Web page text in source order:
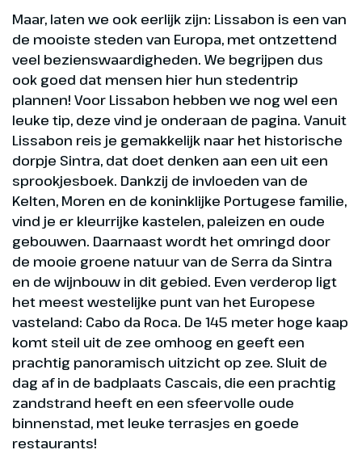
Maar, laten we ook eerlijk zijn: Lissabon is een van
de mooiste steden van Europa, met ontzettend
veel bezienswaardigheden. We begrijpen dus
ook goed dat mensen hier hun stedentrip
plannen! Voor Lissabon hebben we nog wel een
leuke tip, deze vind je onderaan de pagina. Vanuit
Lissabon reis je gemakkelijk naar het historische
dorpje Sintra, dat doet denken aan een uit een
sprookjesboek. Dankzij de invloeden van de
Kelten, Moren en de koninklijke Portugese familie,
vind je er kleurrijke kastelen, paleizen en oude
gebouwen. Daarnaast wordt het omringd door
de mooie groene natuur van de Serra da Sintra
en de wijnbouw in dit gebied. Even verderop ligt
het meest westelijke punt van het Europese
vasteland: Cabo da Roca. De 145 meter hoge kaap
komt steil uit de zee omhoog en geeft een
prachtig panoramisch uitzicht op zee. Sluit de
dag af in de badplaats Cascais, die een prachtig
zandstrand heeft en een sfeervolle oude
binnenstad, met leuke terrasjes en goede
restaurants!